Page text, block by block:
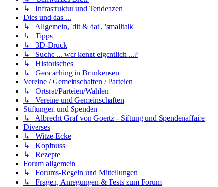
↳ Infrastruktur und Tendenzen
Dies und das ...
↳ Allgemein, 'dit & dat', 'smalltalk'
↳ Tipps
↳ 3D-Druck
↳ Suche ... wer kennt eigentlich ...?
↳ Historisches
↳ Geocaching in Brunkensen
Vereine / Gemeinschaften / Parteien
↳ Ortsrat/Parteien/Wahlen
↳ Vereine und Gemeinschaften
Stiftungen und Spenden
↳ Albrecht Graf von Goertz - Siftung und Spendenaffaire
Diverses
↳ Witze-Ecke
↳ Kopfnuss
↳ Rezepte
Forum allgemein
↳ Forums-Regeln und Mitteilungen
↳ Fragen, Anregungen & Tests zum Forum